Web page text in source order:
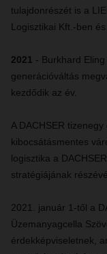
tulajdonrészét is a
Logisztikai Kft.-ben
2021 - Burkhard
generációváltás
kezdődik az év.
A DACHSER
kibocsátásmentes
logisztika a
stratégiájának
2021. január 1-től a
Üzemanyagcella
érdekképviseletnek,